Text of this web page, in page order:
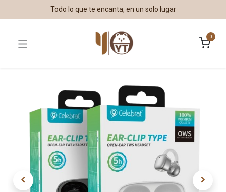
Todo lo que te encanta, en un solo lugar
0